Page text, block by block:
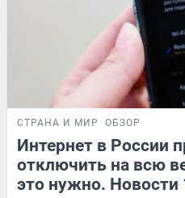
СТРАНА И МИР ОБЗОР
Интернет в России
отключить на всю
это нужно. Новости